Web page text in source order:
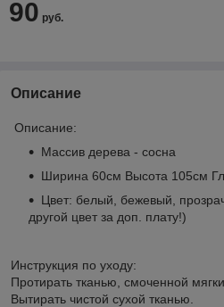
90 руб.
Описание
Описание:
Массив дерева - сосна
Ширина 60см Высота 105см
Цвет: белый, бежевый,
другой цвет за доп. плату!)
Инструкция по уходу:
Протирать тканью, смоченной
Вытирать чистой сухой тканью.